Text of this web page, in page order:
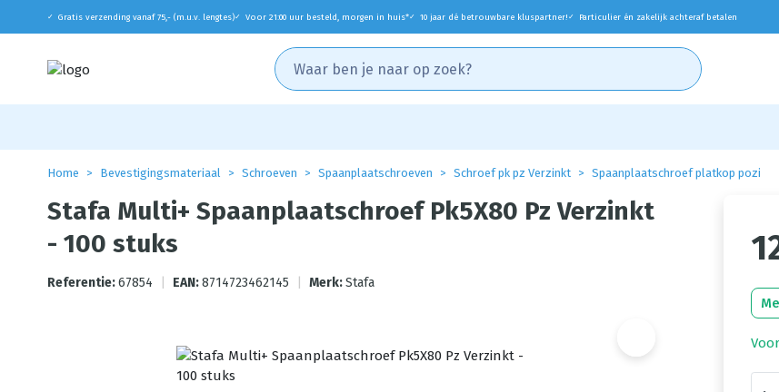
✓ Gratis verzending vanaf 75,- (m.u.v. lengtes)✓ Voor 21:00 uur besteld, morgen in huis*✓ 10 jaar dé betrouwbare kluspartner! ✓ Particulier én zakelijk achteraf betalen
Home Bevestigingsmateriaal Schroeven Spaanplaatschroeven Schroef pk pz Verzinkt Spaanplaatschroef platkop pozi
Stafa Multi+ Spaanplaatschroef Pk5X80 Pz Verzinkt
- 100 stuks
Referentie:67854 EAN:8714723462145 Merk:Stafa